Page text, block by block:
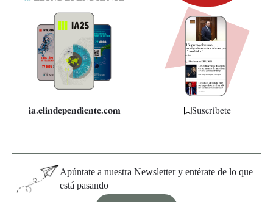
Quiénes somos
Especificaciones
ia.elindependiente.com Suscríbete
Apúntate a nuestra Newsletter y entérate de lo que
está pasando